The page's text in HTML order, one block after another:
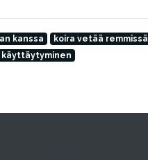
kanssa
koira vetää remmissä
käyttäytyminen